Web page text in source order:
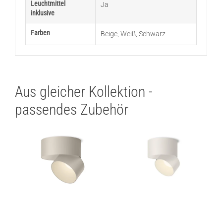
Leuchtmittel
inklusive
Ja
Farben Beige, Weiß, Schwarz
Aus gleicher Kollektion -
passendes Zubehör